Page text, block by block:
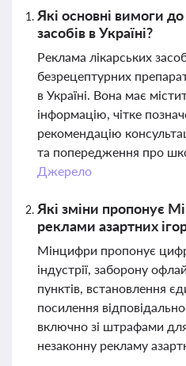
Які основні вимоги
засобів в Україні?
Реклама лікарських
безрецептурних
в Україні. Вона має
інформацію, чітке
рекомендацію
та попередження про
Джерело
Які зміни пропонує
реклами азартних
Мінцифри пропонує
індустрії, заборону
пунктів, встановлення
посилення
включно зі штрафами для
незаконну рекламу